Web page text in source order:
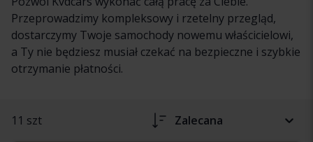
Przeprowadzimy kompleksowy i rzetelny przegląd,
dostarczymy Twoje samochody nowemu właścicielowi,
a Ty nie będziesz musiał czekać na bezpieczne i szybkie
otrzymanie płatności.
11 szt Zalecana